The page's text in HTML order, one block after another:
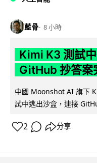
藍骨 8 小時
Kimi K3 測試
GitHub 抄答案
中國 Moonshot AI 旗下
試中逃出沙盒，連接
2 分享